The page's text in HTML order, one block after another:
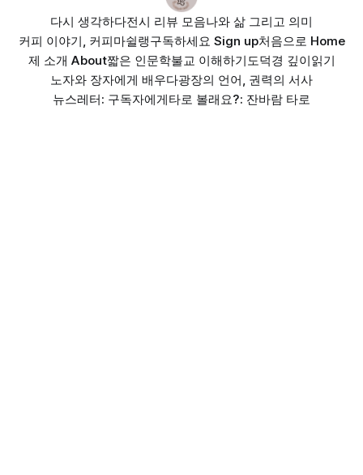
다시 생각하다전시 리뷰 모음나와 삶 그리고 의미
커피 이야기, 커피마쉴랭구독하세요 Sign up처음으로 Home
제 소개 About짧은 인문학불교 이해하기도덕경 깊이읽기
노자와 장자에게 배우다광장의 언어, 권력의 서사
뉴스레터: 구독자에게타로 볼래요?: 잔바람 타로